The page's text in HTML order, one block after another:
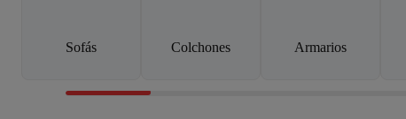
Sofás Colchones Armarios